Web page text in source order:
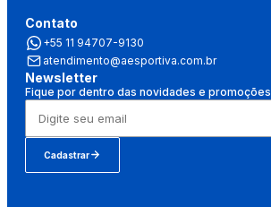
Contato
+55 11 94707-9130
atendimento@aesportiva.com.br
Newsletter
Fique por dentro das novidades e promoções
Cadastrar